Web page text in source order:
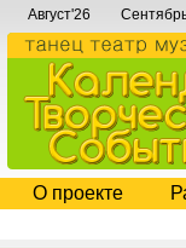
Август'26
О проекте